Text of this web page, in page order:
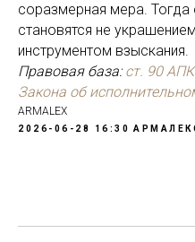
соразмерная мера.
становятся не
инструментом взыскания.
Правовая база:ст. 90
Закона об
ARMALEX
2026-06-28 16:30